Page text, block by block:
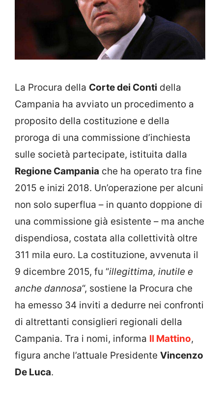
La Procura della Corte dei Conti della
Campania ha avviato un procedimento a
proposito della costituzione e della
proroga di una commissione d’inchiesta
sulle società partecipate, istituita dalla
Regione Campania che ha operato tra fine
2015 e inizi 2018. Un’operazione per alcuni
non solo superflua – in quanto doppione di
una commissione già esistente – ma anche
dispendiosa, costata alla collettività oltre
311 mila euro. La costituzione, avvenuta il
9 dicembre 2015, fu “illegittima, inutile e
anche dannosa“, sostiene la Procura che
ha emesso 34 inviti a dedurre nei confronti
di altrettanti consiglieri regionali della
Campania. Tra i nomi, informa Il Mattino,
figura anche l’attuale Presidente Vincenzo
De Luca.